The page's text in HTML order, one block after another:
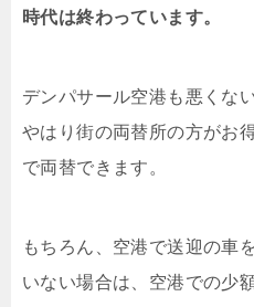
時代は終わっています。
デンパサール空港も悪くな
やはり街の両替所の方がお
で両替できます。
もちろん、空港で送迎の車
いない場合は、空港での少